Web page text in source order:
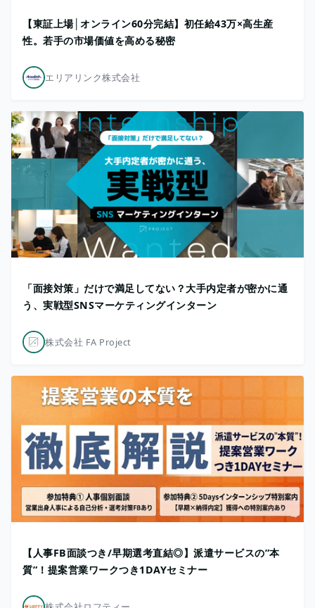
【東証上場│オンライン60分完結】初任給43万×高生産
性。若手の市場価値を高める秘密
エリアリンク株式会社
「面接対策」だけで満足してない？大手内定者が密かに通
う、実戦型SNSマーケティングインターン
株式会社 FA Project
【人事FB面談つき/早期選考直結◎】派遣サービスの”本
質”！提案営業ワークつき1DAYセミナー